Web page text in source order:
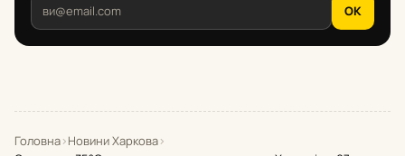
OK
Головна›Новини Харкова›